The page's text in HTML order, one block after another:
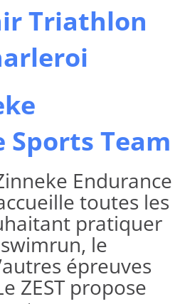
Triathlon
Sports Team
Endurance
toutes les
pratiquer
le
épreuves
ZEST propose